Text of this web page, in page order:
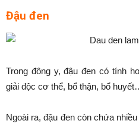
Đậu đen
Trong đông y, đậu đen có tính
giải độc cơ thể, bổ thận, bổ
Ngoài ra, đậu đen còn chứa